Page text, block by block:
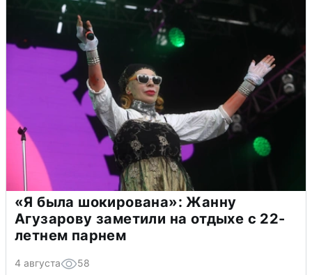
«Я была шокирована»: Жанну
Агузарову заметили на отдыхе с 22-
летнем парнем
4 августа 58